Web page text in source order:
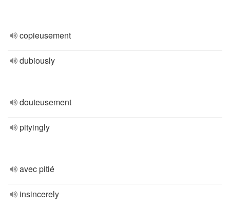
copieusement
dubiously
douteusement
pityingly
avec pitié
insincerely